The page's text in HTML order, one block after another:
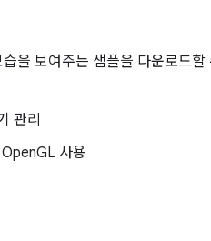
을 보여주는 샘플을 다운로드
관리
사용